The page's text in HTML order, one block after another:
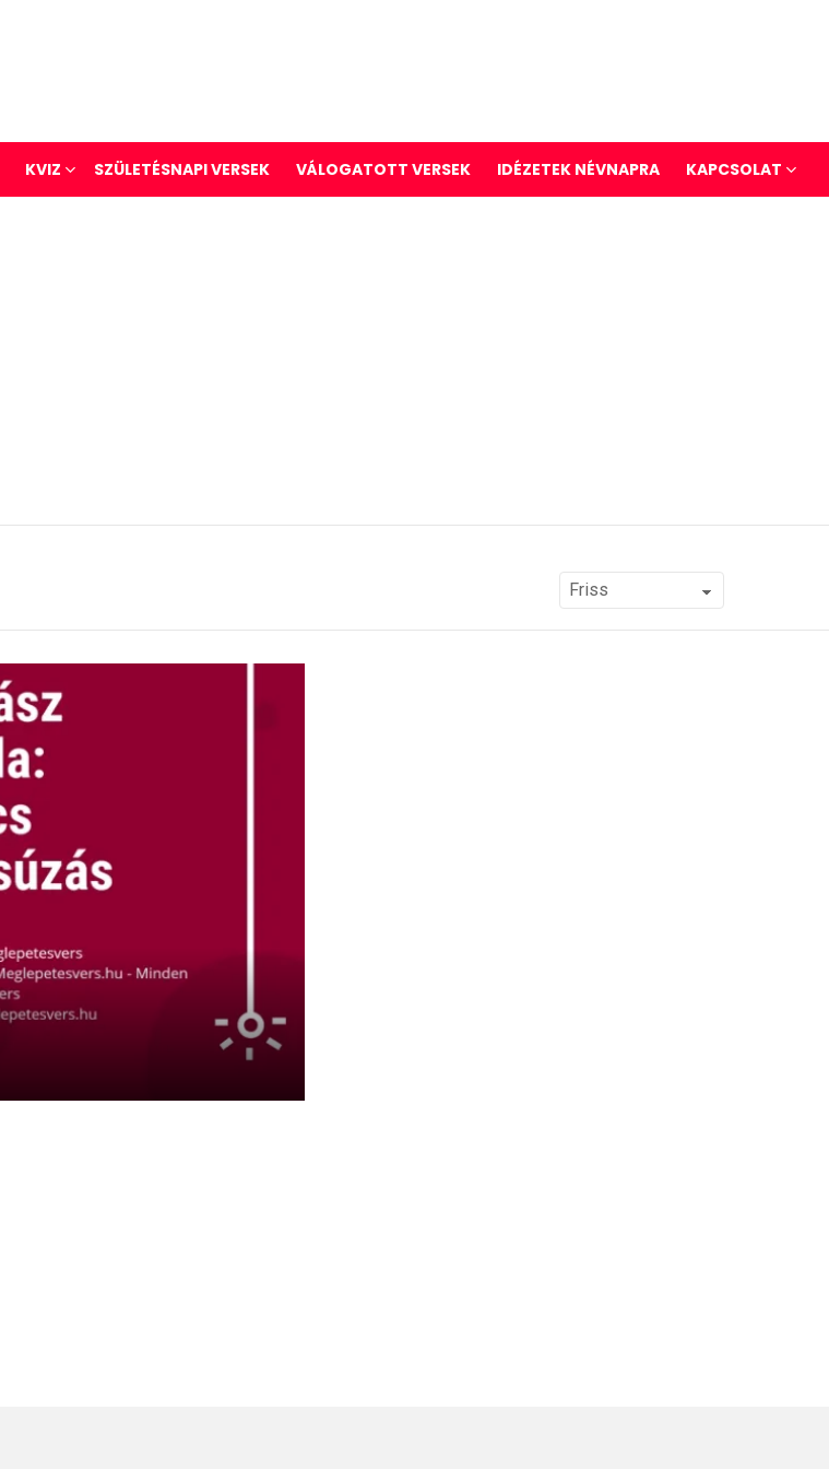
KVIZ SZÜLETÉSNAPI VERSEK VÁLOGATOTT VERSEK IDÉZETEK NÉVNAPRA KAPCSOLAT